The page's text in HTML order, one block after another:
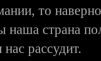
то
наша страна
нас рассудит.